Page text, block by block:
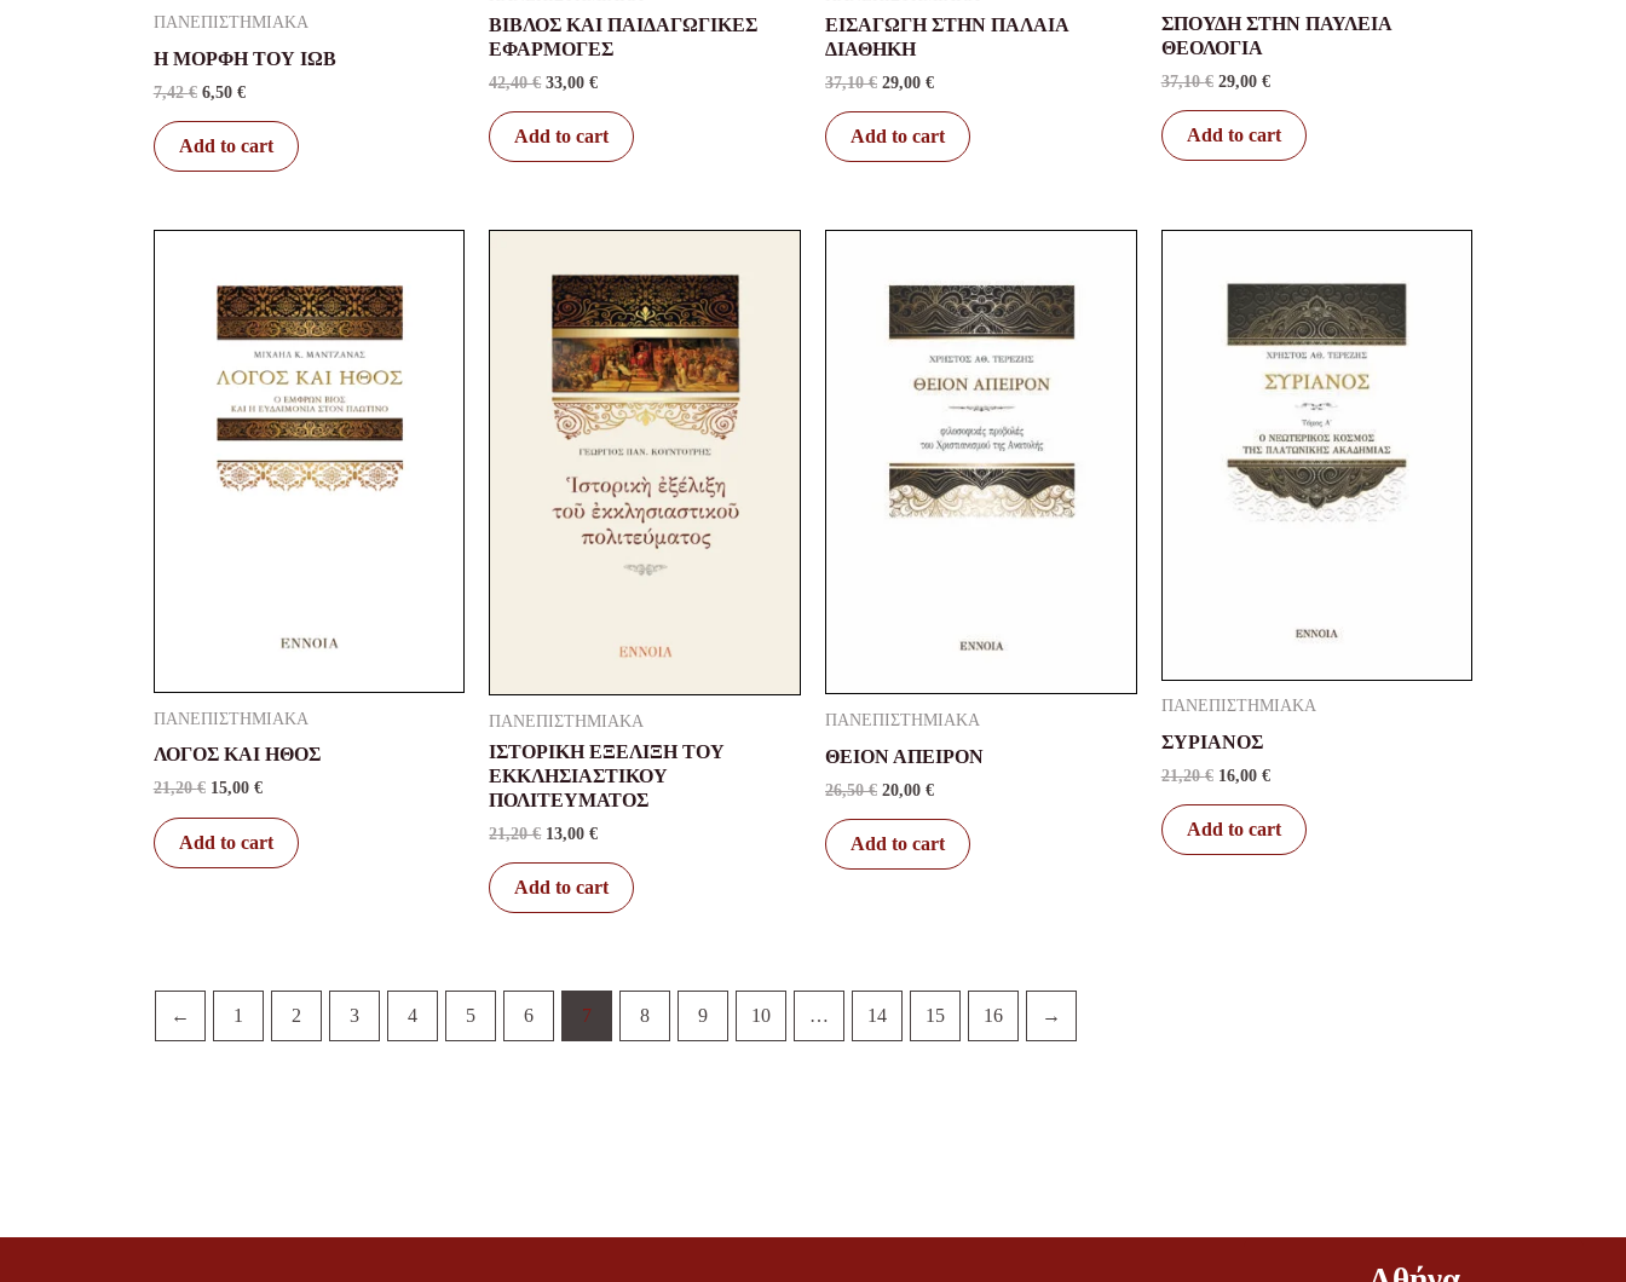
ΠΑΝΕΠΙΣΤΗΜΙΑΚΑ
Η ΜΟΡΦΗ ΤΟΥ ΙΩΒ
7,42€ 6,50 €
Add to cart
ΒΙΒΛΟΣ ΚΑΙ ΠΑΙΔΑΓΩΓΙΚΕΣ
ΕΦΑΡΜΟΓΕΣ
42,40€ 33,00€
Add to cart
ΕΙΣΑΓΩΓΗ ΣΤΗΝ ΠΑΛΑΙΑ
ΔΙΑΘΗΚΗ
37,10€ 29,00 €
Add to cart
ΣΠΟΥΔΗ ΣΤΗΝ ΠΑΥΛΕΙΑ
ΘΕΟΛΟΓΙΑ
37,10€ 29,00 €
Add to cart
ΠΑΝΕΠΙΣΤΗΜΙΑΚΑ
ΛΟΓΟΣ ΚΑΙ ΗΘΟΣ
21,20€
was:
21,20 €.
15,00 €
is:
15,00 €.
Add to cart
ΠΑΝΕΠΙΣΤΗΜΙΑΚΑ
ΙΣΤΟΡΙΚΗ ΕΞΕΛΙΞΗ ΤΟΥ
ΕΚΚΛΗΣΙΑΣΤΙΚΟΥ
ΠΟΛΙΤΕΥΜΑΤΟΣ
21,20€
was:
21,20 €.
13,00€
is:
13,00 €.
Add to cart
ΠΑΝΕΠΙΣΤΗΜΙΑΚΑ
ΘΕΙΟΝ ΑΠΕΙΡΟΝ
26,50€
was:
26,50 €.
20,00 €
is:
20,00 €.
Add to cart
ΠΑΝΕΠΙΣΤΗΜΙΑΚΑ
ΣΥΡΙΑΝΟΣ
21,20€
was:
21,20 €.
16,00 €
is:
16,00 €.
Add to cart
← 1 2 3 4 5 6 7 8 9 10 … 14 15 16 →